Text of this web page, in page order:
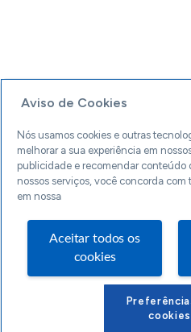
Aviso de Cookies
Nós usamos cookies e outras
melhorar a sua experiência em
publicidade e recomendar conteúdo
nossos serviços, você concorda
em nossa
Aceitar todos os
cookies
cookies